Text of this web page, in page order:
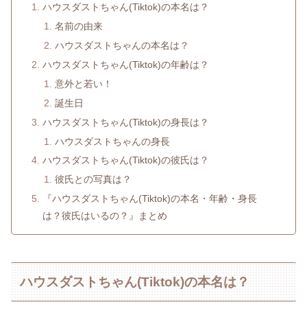
ハウスダストちゃん(Tiktok)の本名は？
名前の由来
ハウスダストちゃんの本名は？
ハウスダストちゃん(Tiktok)の年齢は？
意外と若い！
誕生日
ハウスダストちゃん(Tiktok)の身長は？
ハウスダストちゃんの身長
ハウスダストちゃん(Tiktok)の彼氏は？
彼氏との写真は？
『ハウスダストちゃん(Tiktok)の本名・年齢・身長
は？彼氏はいるの？』まとめ
ハウスダストちゃん(Tiktok)の本名は？